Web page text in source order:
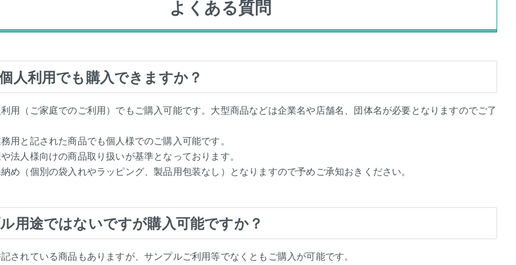
よくある質問
人利用でも購入できますか？
用（ご家庭でのご利用）でもご購入可能です。大型商品などは企業名や店舗名、団体名が必要となりますのでご了
用と記された商品でも個人様でのご購入可能です。
法人様向けの商品取り扱いが基準となっております。
め（個別の袋入れやラッピング、製品用包装なし）となりますので予めご承知おきください。
用途ではないですが購入可能ですか？
されている商品もありますが、サンプルご利用等でなくともご購入が可能です。